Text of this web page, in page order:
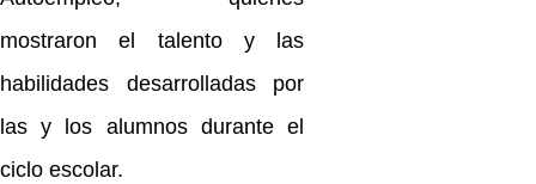
mostraron el talento y las
habilidades desarrolladas por
las y los alumnos durante el
ciclo escolar.